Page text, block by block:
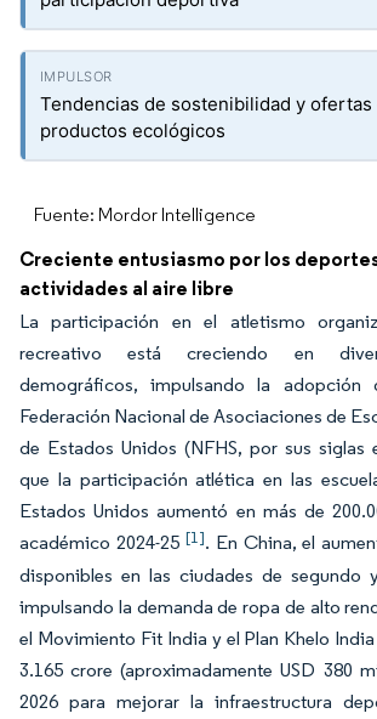
Tendencias de sostenibilidad y ofertas
productos ecológicos
Fuente: Mordor Intelligence
Creciente entusiasmo por los
actividades al aire libre
La participación en el atletismo
recreativo está creciendo en
demográficos, impulsando la adopción
Federación Nacional de Asociaciones de
de Estados Unidos (NFHS, por sus siglas
que la participación atlética en las
Estados Unidos aumentó en más de
académico 2024-25 [1]. En China, el
disponibles en las ciudades de segundo
impulsando la demanda de ropa de alto
el Movimiento Fit India y el Plan Khelo
3.165 crore (aproximadamente USD 380
2026 para mejorar la infraestructura